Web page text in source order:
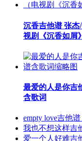
沉香吉他谱 张
视剧《沉香如屑
最爱的人是你吉
含歌词
empty love吉他
我也不想这样吉
爱一个人好难吉